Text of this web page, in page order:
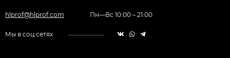
hlprof@hlprof.com Пн—Вс 10:00 – 21:00
Мы в соц.сетях